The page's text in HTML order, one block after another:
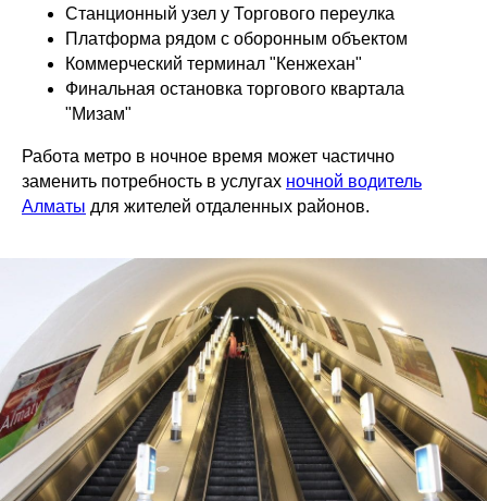
Станционный узел у Торгового переулка
Платформа рядом с оборонным объектом
Коммерческий терминал "Кенжехан"
Финальная остановка торгового квартала
"Мизам"
Работа метро в ночное время может частично
заменить потребность в услугах ночной водитель
Алматы для жителей отдаленных районов.